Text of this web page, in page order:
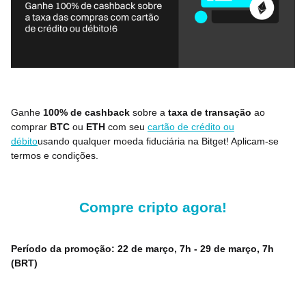
Ganhe 100% de cashback sobre a taxa de transação ao
comprar BTC ou ETH com seu cartão de crédito ou
débitousando qualquer moeda fiduciária na Bitget! Aplicam-se
termos e condições.
Compre cripto agora!
Período da promoção: 22 de março, 7h - 29 de março, 7h
(BRT)